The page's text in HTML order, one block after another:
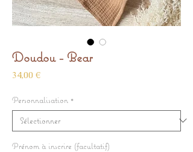
Doudou - Bear
34,00 €Prix
Personnalisation *
Prénom à inscrire (facultatif)